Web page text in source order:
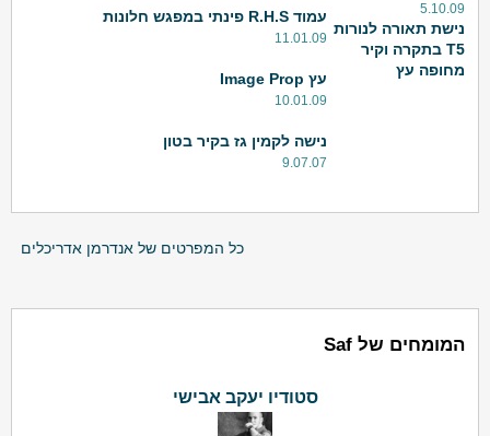
5.10.09
נישת תאורה לנורות
T5 בתקרה וקיר
מחופה עץ
עמוד R.H.S פינתי במפגש חלונות
11.01.09
עץ Image Prop
10.01.09
נישה לקמין גז בקיר בטון
9.07.07
כל המפרטים של אנדרמן אדריכלים
המומחים של Saf
סטודיו יעקב אבישי